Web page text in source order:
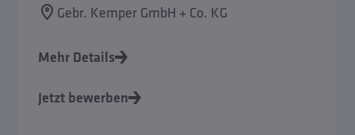
Gebr. Kemper GmbH + Co. KG
Mehr Details
Jetzt bewerben